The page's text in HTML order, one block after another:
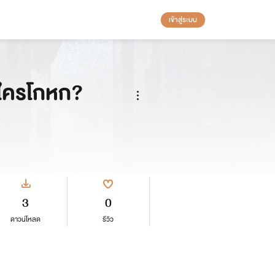
เข้าสู่ระบบ
รโกหก?
3
ดาวน์โหลด
0
รีวิว